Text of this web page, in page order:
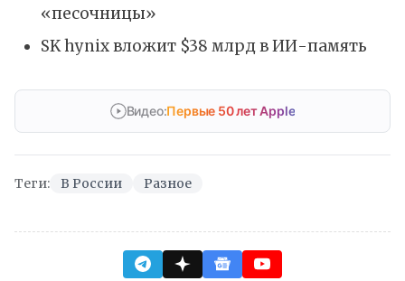
«песочницы»
SK hynix вложит $38 млрд в ИИ-память
Видео:Первые 50 лет Apple
Теги: В России Разное